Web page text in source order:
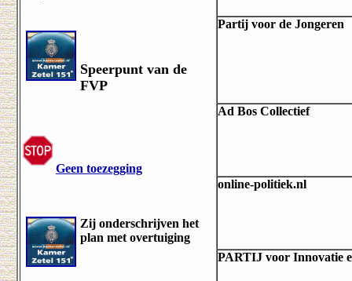
Speerpunt van de
FVP
Geen toezegging
Zij onderschrijven het
plan met overtuiging
Partij voor de Jongeren
Ad Bos Collectief
online-politiek.nl
PARTIJ voor Innovatie